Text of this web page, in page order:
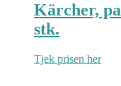
Kärcher,
stk.
Tjek prisen her